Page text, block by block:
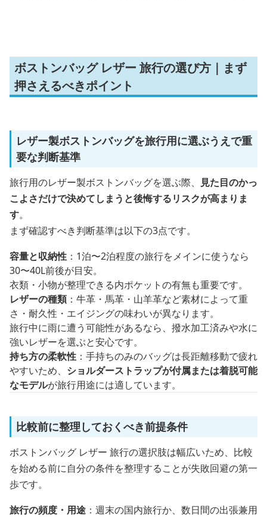
ボストンバッグ レザー 旅行の選び方｜まず
押さえるべきポイント
レザー製ボストンバッグを旅行用に選ぶうえで重
要な判断基準
旅行用のレザー製ボストンバッグを選ぶ際、
見た目のかっ
こよさだけで決めてしまうと後悔するリスクが高まりま
す。
まず確認すべき判断基準は以下の3点です。
容量と収納性 ：1泊〜2泊程度の旅行をメインに使うなら
30〜40L前後が目安。
衣類・小物が整理できる内ポケットの有無も重要です。
レザーの種類：牛革・馬革・山羊革など素材によって重
さ・耐久性・エイジングの味わいが異なります。
旅行中に雨に遭う可能性があるなら、撥水加工済みや水に
強いレザーを選ぶと安心です。
持ち方の柔軟性 ：手持ちのみのバッグは長距離移動で疲れ
やすいため、 ショルダーストラップが付属または着脱可能
なモデルが旅行用途には適しています。
比較前に整理しておくべき前提条件
ボストンバッグ レザー 旅行の選択肢は幅広いため、比較
を始める前に自分の条件を整理することが失敗回避の第一
歩です。
旅行の頻度・用途 ：週末の国内旅行か、数日間の出張兼用